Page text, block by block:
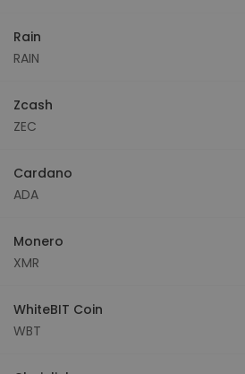
Rain
RAIN
Zcash
ZEC
Cardano
ADA
Monero
XMR
WhiteBIT Coin
WBT